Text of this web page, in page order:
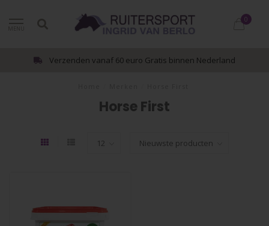
0
Verzenden vanaf 60 euro Gratis binnen Nederland
Horse First